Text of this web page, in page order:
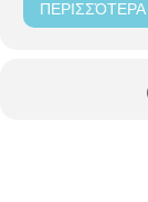
ΠΕΡΙΣΣΌΤΕΡΑ